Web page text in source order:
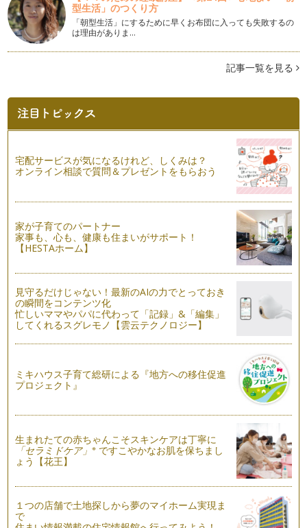
なく、バスケットが好きで、…
HALLOWEENのトールペイント作品
少しずつ秋も深まって、道端に落ちている葉っぱの色にも秋を
こんにちは。朝晩がとても涼しくなりました。季節の移り変わ
りが、本当に早く感じられます。もっ…
少しずつですが、朝晩が涼しくなってきましたね。体調をくず
されていませんか？ 夏の疲…
トールペイントのこと
９月になって、少し涼しく過ごしやすくなってきましたね。夏
休みもあと少し。中には、もう学校や…
簡単＊楽しい＊コースター
こんにちは。まだまだ暑い日が続きますが、みなさんお元気で
お過ごしですか？ まだまだ…
可愛いエコバッグ♪
こんにちは。暑い毎日が続きますね。。。そんな時には、涼し
いお部屋で、お子様と一緒…
いよいよ、夏本番の季節がやってきましたね。夏の海の青をグ
ラデーションで使った、簡単で可愛い…
簡単で可愛いペンシルスタンドを作ってみましょう。 …
型生活」のつくり方
「朝型生活」にするために早くお布団に入っても失敗するの
は理由がありま…
記事一覧を見る
宅配サービスが気になるけれど、しくみは？
オンライン相談で質問＆プレゼントをもらおう
家が子育てのパートナー
家事も、心も、健康も住まいがサポート！
【HESTAホーム】
見守るだけじゃない！最新のAIの力でとっておき
の瞬間をコンテンツ化
忙しいママやパパに代わって「記録」&「編集」
してくれるスグレモノ【雲云テクノロジー】
ミキハウス子育て総研による『地方への移住促進
プロジェクト』
生まれたての赤ちゃんこそスキンケアは丁寧に
「セラミドケア」※ ですこやかなお肌を保ちまし
ょう【花王】
１つの店舗で土地探しから夢のマイホーム実現ま
で